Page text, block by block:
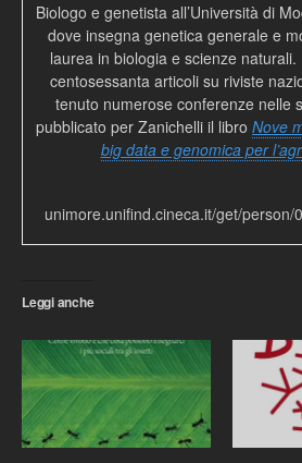
Biologo e genetista all’Università di
dove insegna genetica generale e
laurea in biologia e scienze
centosessanta articoli su riviste
tenuto numerose conferenze nelle
pubblicato per Zanichelli il libro Nove
big data e genomica per
unimore.unifind.cineca.it/get/person/
Leggi anche